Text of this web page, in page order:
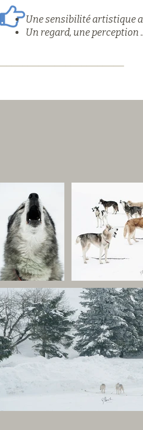
Une sensibilité artistique
Un regard, une perception